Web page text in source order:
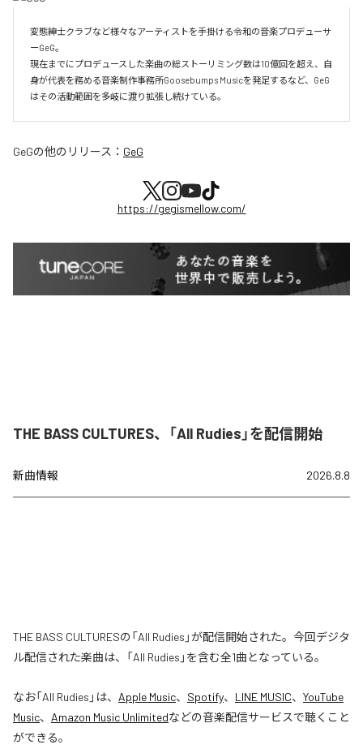
変態紳士クラブなど様々なアーティストを手掛ける令和の音楽プロデューサ
ーGeG。
現在までにプロデュースした楽曲の総ストーリミング数は10億回を超え、自
身が代表を務める音楽制作事務所Goosebumps Musicを発足するなど、GeG
はその活動範囲を多岐に渡り拡張し続けている。
GeGの他のリリース： GeG
https://gegismellow.com/
THE BASS CULTURES、「All Rudies」を配信開始
新曲情報 2026.8.8
THE BASS CULTURESの「All Rudies」が配信開始された。今回デジタ
ル配信された楽曲は、「All Rudies」を含む全1曲となっている。
なお「All Rudies 」は、 Apple Music、 Spotify、 LINE MUSIC、 YouTube
Music、 Amazon Music Unlimitedなどの音楽配信サービスで聴くこと
ができる。